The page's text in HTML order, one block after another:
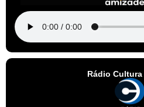
Rádio Cultura